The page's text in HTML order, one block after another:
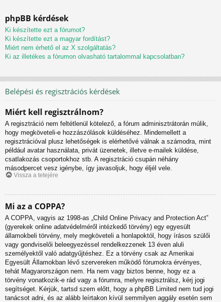
phpBB kérdések
Ki készítette ezt a fórumot?
Ki készítette ezt a magyar fordítást?
Miért nem érhető el az X szolgáltatás?
Ki az illetékes a fórumon olvasható tartalommal kapcsolatban?
Belépési és regisztrációs kérdések
Miért kell regisztrálnom?
A regisztráció nem feltétlenül kötelező, a fórum adminisztrátorán múlik,
hogy megköveteli-e hozzászólások küldéséhez. Mindemellett a
regisztrációval plusz lehetőségek is elérhetővé válnak a számodra, mint
például avatar használata, privát üzenetek, illetve e-mailek küldése,
csatlakozás csoportokhoz stb. A regisztráció csupán néhány
másodpercet vesz igénybe, így javasoljuk, hogy éljél vele.
Vissza a tetejére
Mi az a COPPA?
A COPPA, vagyis az 1998-as „Child Online Privacy and Protection Act”
(gyerekek online adatvédelméről intézkedő törvény) egy egyesült
államokbeli törvény, mely megköveteli a honlapoktól, hogy írásos szülői
vagy gondviselői beleegyezéssel rendelkezzenek 13 éven aluli
személyektől való adatgyűjtéshez. Ez a törvény csak az Amerikai
Egyesült Államokban lévő szervereken működő fórumokra érvényes,
tehát Magyarországon nem. Ha nem vagy biztos benne, hogy ez a
törvény vonatkozik-e rád vagy a fórumra, melyre regisztrálsz, kérj jogi
segítséget. Kérjük, tartsd szem előtt, hogy a phpBB Limited nem tud jogi
tanácsot adni, és az alább leírtakon kívül semmilyen aggály esetén sem